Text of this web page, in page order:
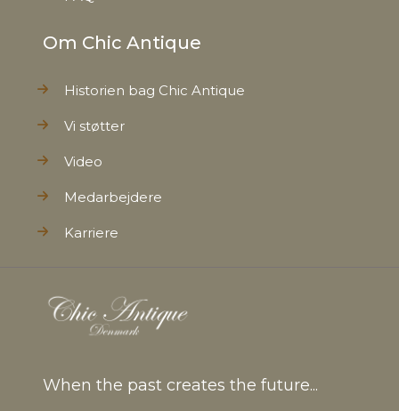
Om Chic Antique
Historien bag Chic Antique
Vi støtter
Video
Medarbejdere
Karriere
When the past creates the future...